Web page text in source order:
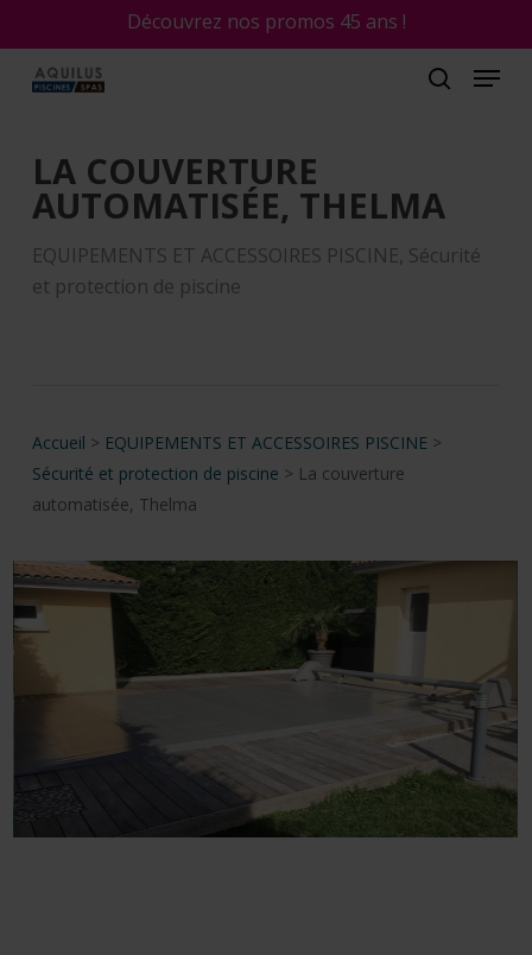
to
main
Découvrez nos promos 45 ans !
LA COUVERTURE
AUTOMATISÉE, THELMA
EQUIPEMENTS ET ACCESSOIRES PISCINE, Sécurité
et protection de piscine
Accueil > EQUIPEMENTS ET ACCESSOIRES PISCINE>
Sécurité et protection de piscine > La couverture
automatisée, Thelma